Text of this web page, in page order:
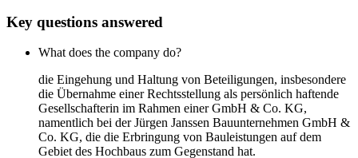
Key questions answered
What does the company do?
die Eingehung und Haltung von Beteiligungen, insbesondere
die Übernahme einer Rechtsstellung als persönlich haftende
Gesellschafterin im Rahmen einer GmbH & Co. KG,
namentlich bei der Jürgen Janssen Bauunternehmen GmbH &
Co. KG, die die Erbringung von Bauleistungen auf dem
Gebiet des Hochbaus zum Gegenstand hat.